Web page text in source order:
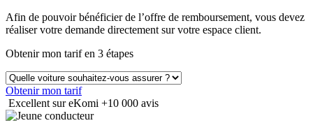
Afin de pouvoir bénéficier de l’offre de remboursement, vous devez
réaliser votre demande directement sur votre espace client.
Obtenir mon tarif en 3 étapes
Obtenir mon tarif
Excellent sur eKomi +10 000 avis